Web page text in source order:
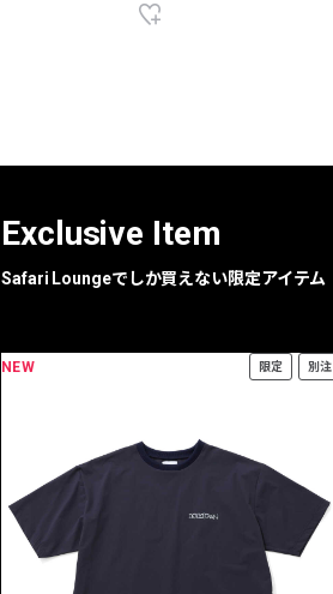
Exclusive Item
Safari Loungeでしか買えない限定アイテム
NEW 限定 別注